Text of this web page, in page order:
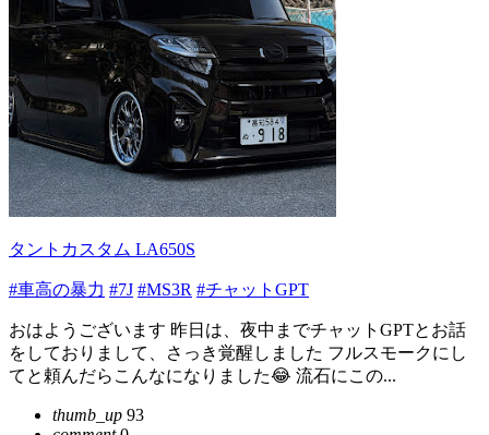
タントカスタム LA650S
#車高の暴力 #7J #MS3R #チャットGPT
おはようございます 昨日は、夜中までチャットGPTとお話
をしておりまして、さっき覚醒しました フルスモークにし
てと頼んだらこんなになりました😂 流石にこの...
thumb_up 93